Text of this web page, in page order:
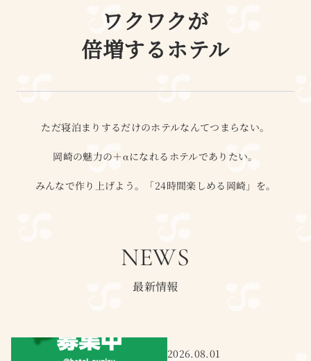
ワクワクが
倍増するホテル
ただ寝泊まりするだけのホテルなんてつまらない。
岡崎の魅力の＋αになれるホテルでありたい。
みんなで作り上げよう。「24時間楽しめる岡崎」を。
NEWS
最新情報
2026.08.01